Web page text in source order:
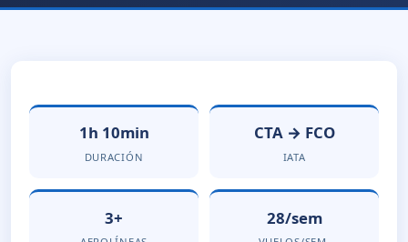
1h 10min
DURACIÓN
CTA → FCO
IATA
3+ 28/sem